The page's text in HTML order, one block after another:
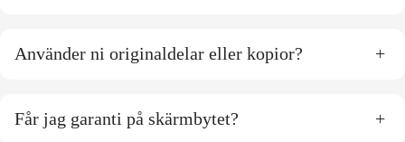
Använder ni originaldelar eller kopior? +
Får jag garanti på skärmbytet? +